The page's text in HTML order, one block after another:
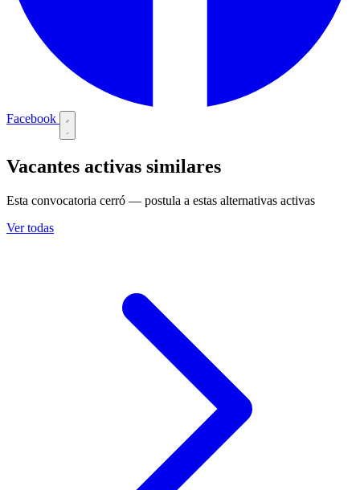
Facebook
Vacantes activas similares
Esta convocatoria cerró — postula a estas alternativas activas
Ver todas